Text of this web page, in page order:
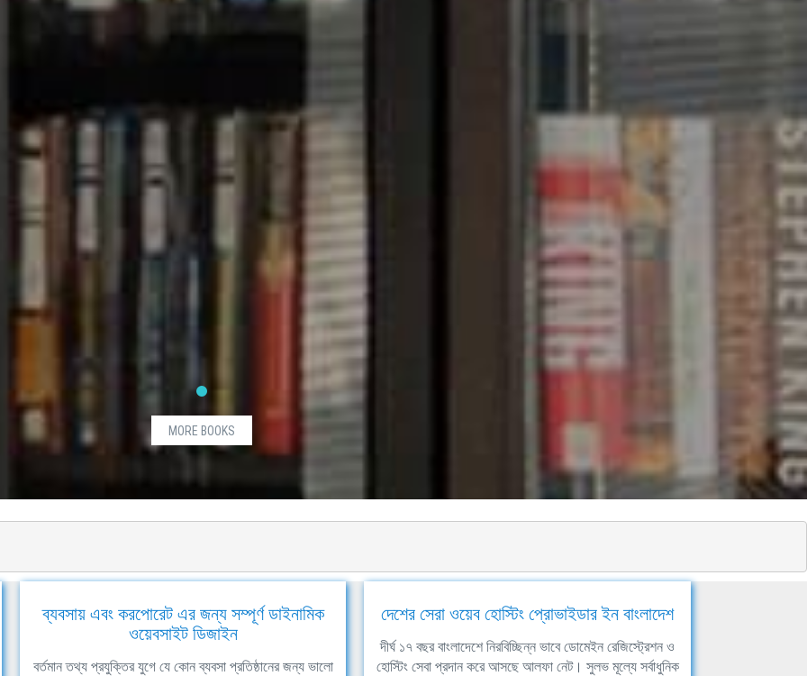
MORE BOOKS
ব্যবসায় এবং করপোরেট এর জন্য সম্পূর্ণ ডাইনামিক
ওয়েবসাইট ডিজাইন
বর্তমান তথ্য প্রযুক্তির যুগে যে কোন ব্যবসা প্রতিষ্ঠানের জন্য ভালো
দেশের সেরা ওয়েব হোস্টিং প্রোভাইডার ইন বাংলাদেশ
দীর্ঘ ১৭ বছর বাংলাদেশে নিরবিচ্ছিন্ন ভাবে ডোমেইন রেজিস্ট্রেশন ও
হোস্টিং সেবা প্রদান করে আসছে আলফা নেট। সুলভ মূল্যে সর্বাধুনিক